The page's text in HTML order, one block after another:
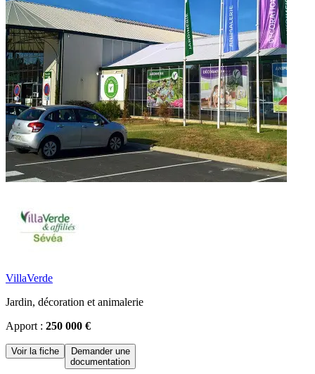
VillaVerde
Jardin, décoration et animalerie
Apport : 250 000 €
Voir la fiche
Demander une
documentation